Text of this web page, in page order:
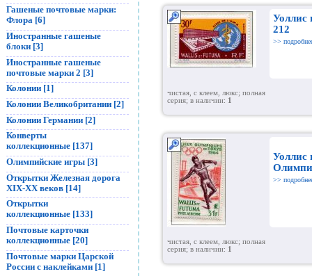
Гашеные почтовые марки:
Флора [6]
Иностранные гашеные
блоки [3]
Иностранные гашеные
почтовые марки 2 [3]
Колонии [1]
Колонии Великобритании [2]
Колонии Германии [2]
Конверты
коллекционные [137]
Олимпийские игры [3]
Открытки Железная дорога
XIX-XX веков [14]
Открытки
коллекционные [133]
Почтовые карточки
коллекционные [20]
Почтовые марки Царской
России с наклейками [1]
Уоллис
212
>>
чистая, с клеем, люкс; полная
серия; в наличии: 1
Уоллис
>>
чистая, с клеем, люкс; полная
серия; в наличии: 1